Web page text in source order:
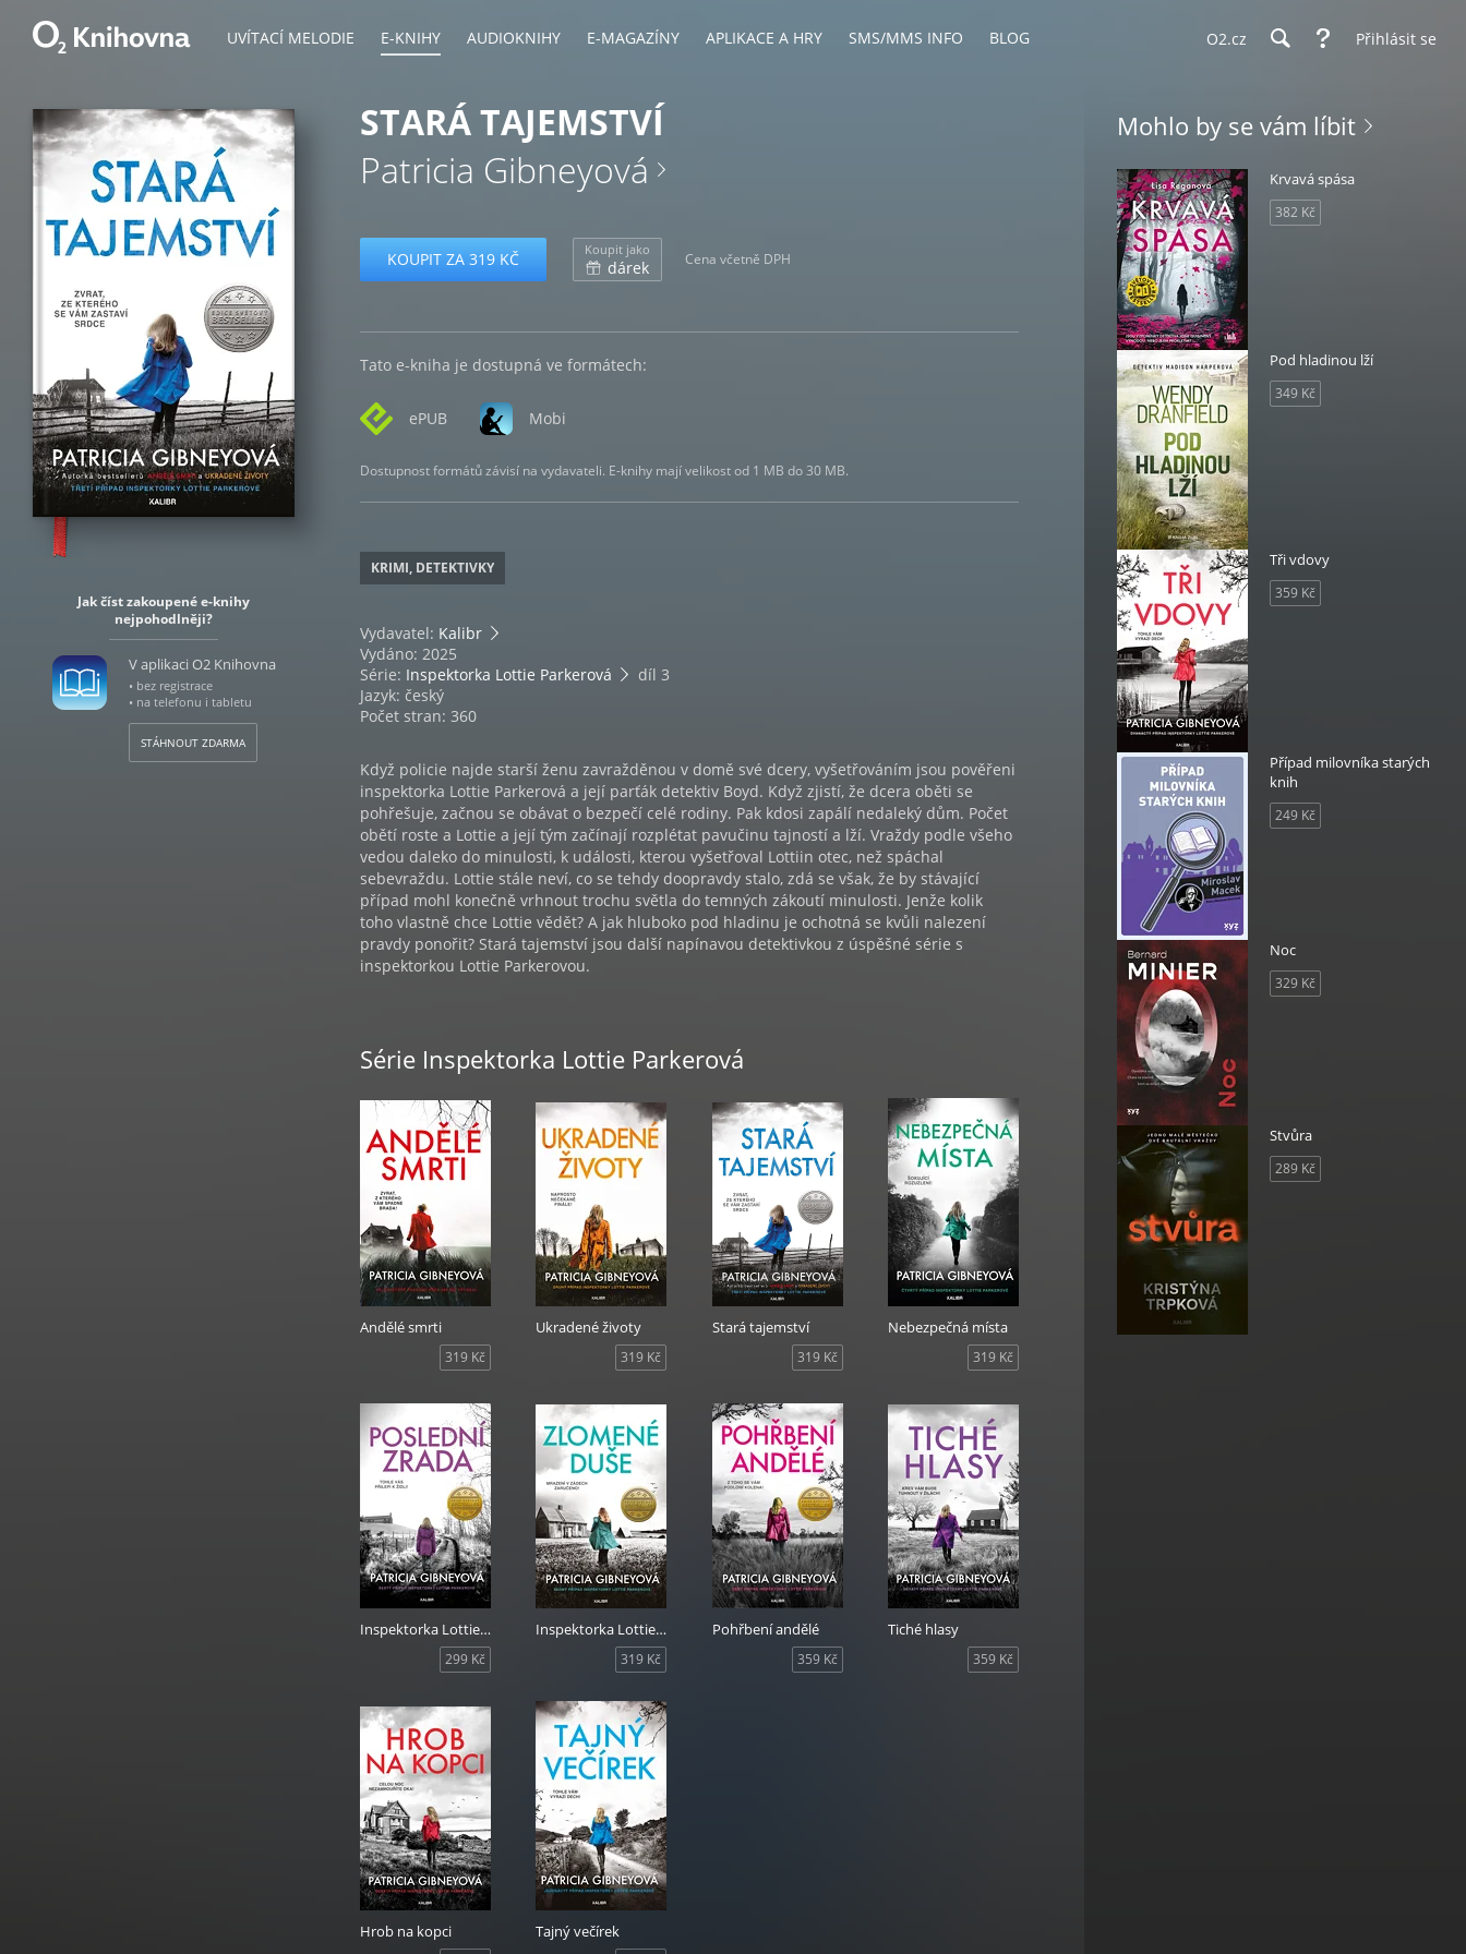
UVÍTACÍ MELODIE E-KNIHY AUDIOKNIHY E-MAGAZÍNY APLIKACE A HRY SMS/MMS INFO BLOG O2.cz Přihlásit se
Jak číst zakoupené e-knihy
nejpohodlněji?
V aplikaci O2 Knihovna
• bez registrace
• na telefonu i tabletu
STÁHNOUT ZDARMA
STARÁ TAJEMSTVÍ
Patricia Gibneyová
KOUPIT ZA 319 KČ Koupit jako
dárek Cena včetně DPH
Tato e-kniha je dostupná ve formátech:
ePUB Mobi
Dostupnost formátů závisí na vydavateli. E-knihy mají velikost od 1 MB do 30 MB.
KRIMI, DETEKTIVKY
Vydavatel: Kalibr
Vydáno: 2025
Série: Inspektorka Lottie Parkerová
díl 3
Jazyk: český
Počet stran: 360
Když policie najde starší ženu zavražděnou v domě své dcery, vyšetřováním jsou pověřeni
inspektorka Lottie Parkerová a její parťák detektiv Boyd. Když zjistí, že dcera oběti se
pohřešuje, začnou se obávat o bezpečí celé rodiny. Pak kdosi zapálí nedaleký dům. Počet
obětí roste a Lottie a její tým začínají rozplétat pavučinu tajností a lží. Vraždy podle všeho
vedou daleko do minulosti, k události, kterou vyšetřoval Lottiin otec, než spáchal
sebevraždu. Lottie stále neví, co se tehdy doopravdy stalo, zdá se však, že by stávající
případ mohl konečně vrhnout trochu světla do temných zákoutí minulosti. Jenže kolik
toho vlastně chce Lottie vědět? A jak hluboko pod hladinu je ochotná se kvůli nalezení
pravdy ponořit? Stará tajemství jsou další napínavou detektivkou z úspěšné série s
inspektorkou Lottie Parkerovou.
Série Inspektorka Lottie Parkerová
Andělé smrti
319 Kč
Ukradené životy
319 Kč
Stará tajemství
319 Kč
Nebezpečná místa
319 Kč
Inspektorka Lottie Parkerová 6: Poslední zrada
299 Kč
Inspektorka Lottie Parkerová 7: Zlomené duše
319 Kč
Pohřbení andělé
359 Kč
Tiché hlasy
359 Kč
Hrob na kopci Tajný večírek
Mohlo by se vám líbit
Krvavá spása
382 Kč
Pod hladinou lží
349 Kč
Tři vdovy
359 Kč
Případ milovníka starých
knih
249 Kč
Noc
329 Kč
Stvůra
289 Kč